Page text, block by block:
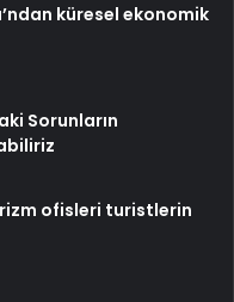
küresel ekonomik
Sorunların
ofisleri turistlerin